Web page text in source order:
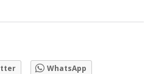
WhatsApp